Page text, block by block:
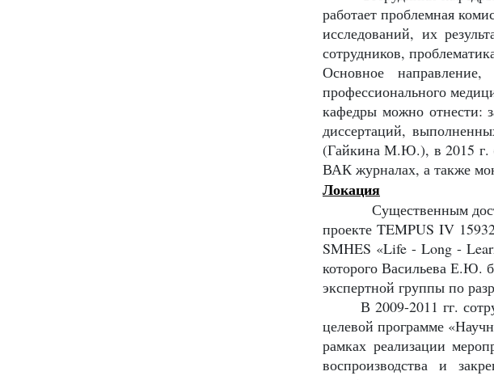
работает проблемная
исследований, их
сотрудников,
Основное
профессионального
кафедры можно отнести:
диссертаций,
(Гайкина М.Ю.), в 2015 г.
ВАК журналах, а также
Локация
Существенным
проекте TEMPUS IV
SMHES «Life - Long -
которого Васильева Е.Ю.
экспертной группы по
В 2009-2011 гг.
целевой программе
рамках реализации
воспроизводства и